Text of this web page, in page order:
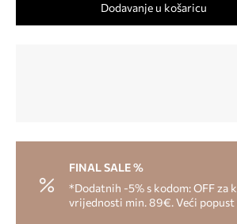
Dodavanje u košaricu
FINAL SALE %
*Dodatnih -5% s kodom: OFF za
vrijednosti min. 89€. Veći